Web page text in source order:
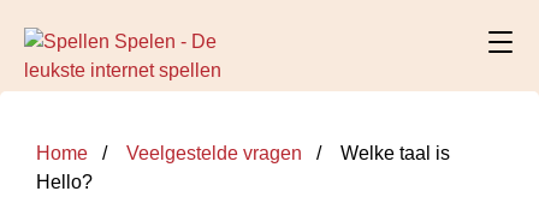
Home Veelgestelde vragen
Welke taal is
Hello?